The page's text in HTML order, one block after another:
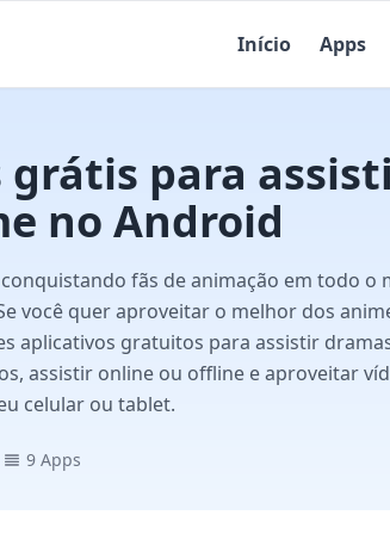
Início Apps
grátis para
no Android
fãs de animação em todo o
você quer aproveitar o melhor dos
aplicativos gratuitos para assistir
assistir online ou offline e aproveitar
celular ou tablet.
9 Apps